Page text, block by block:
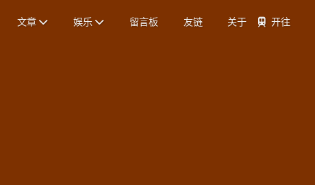
文章 娱乐 留言板 友链 关于 开往